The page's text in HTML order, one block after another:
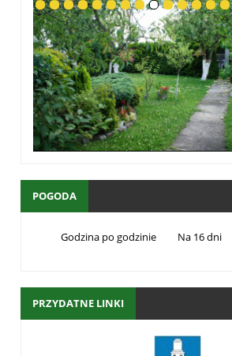
POGODA
Godzina po godzinie Na 16 dni
PRZYDATNE LINKI